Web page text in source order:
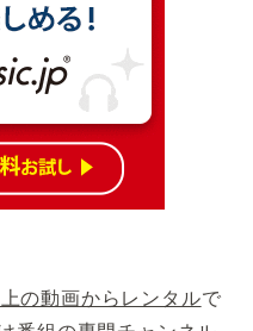
の動画からレンタルで